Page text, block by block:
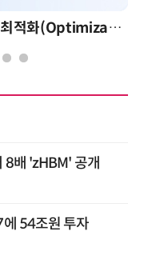
AI 시대의 의사결정을 바꾸는 수리최적화(Optimization): 실제 산업 적용 사례와 활용 전략
8배 'zHBM' 공개
54조원 투자